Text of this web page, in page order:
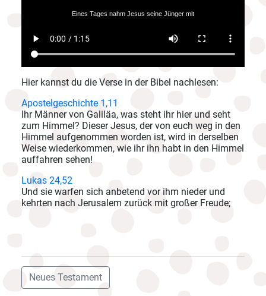
Hier kannst du die Verse in der Bibel nachlesen:
Apostelgeschichte 1,11
Ihr Männer von Galiläa, was steht ihr hier und seht
zum Himmel? Dieser Jesus, der von euch weg in den
Himmel aufgenommen worden ist, wird in derselben
Weise wiederkommen, wie ihr ihn habt in den Himmel
auffahren sehen!
Lukas 24,52
Und sie warfen sich anbetend vor ihm nieder und
kehrten nach Jerusalem zurück mit großer Freude;
Neues Testament